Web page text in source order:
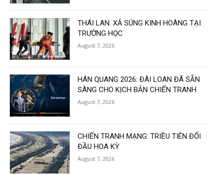
THÁI LAN: XẢ SÚNG KINH HOÀNG TẠI
TRƯỜNG HỌC
August 7, 2026
HÁN QUANG 2026: ĐÀI LOAN ĐÃ SẴN
SÀNG CHO KỊCH BẢN CHIẾN TRANH
August 7, 2026
CHIẾN TRANH MẠNG: TRIỀU TIÊN ĐỐI
ĐẦU HOA KỲ
August 7, 2026